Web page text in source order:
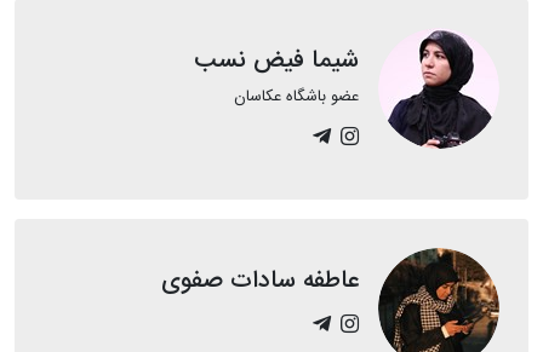
شیما فیض نسب
عضو باشگاه عکاسان
عاطفه سادات صفوی